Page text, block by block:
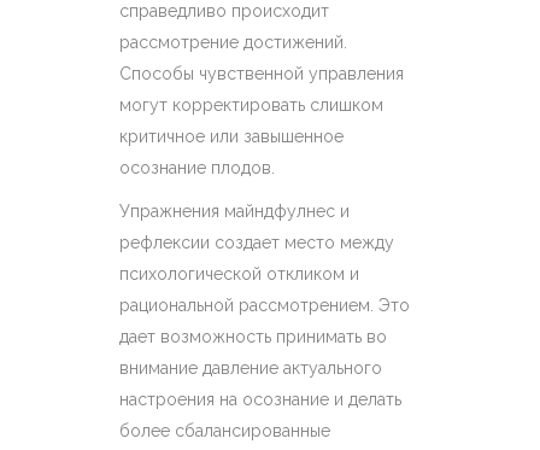
справедливо происходит
рассмотрение достижений.
Способы чувственной управления
могут корректировать слишком
критичное или завышенное
осознание плодов.
Упражнения майндфулнес и
рефлексии создает место между
психологической откликом и
рациональной рассмотрением. Это
дает возможность принимать во
внимание давление актуального
настроения на осознание и делать
более сбалансированные